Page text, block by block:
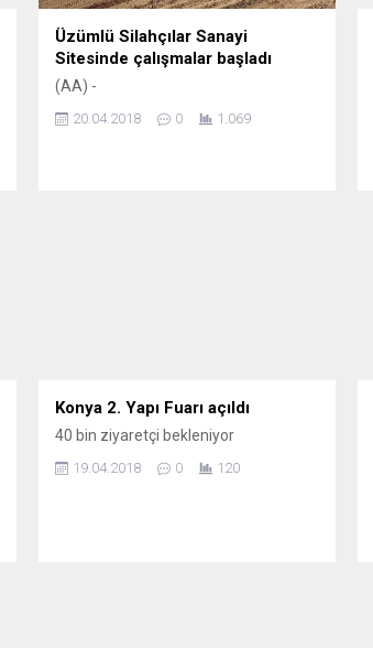
Üzümlü Silahçılar Sanayi
Sitesinde çalışmalar başladı
(AA) -
20.04.2018 0 1.069
Konya 2. Yapı Fuarı açıldı
40 bin ziyaretçi bekleniyor
19.04.2018 0 120